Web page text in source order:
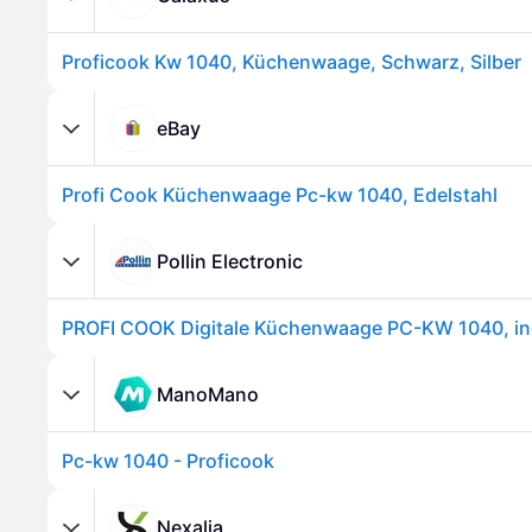
Proficook Kw 1040, Küchenwaage, Schwarz, Silber
eBay
Profi Cook Küchenwaage Pc-kw 1040, Edelstahl
Pollin Electronic
PROFI COOK Digitale Küchenwaage PC-KW 1040,
ManoMano
Pc-kw 1040 - Proficook
Nexalia